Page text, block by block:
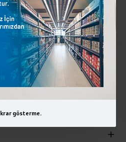
gösterme.